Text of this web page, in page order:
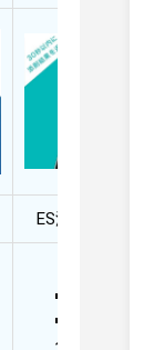
ES添削・面
30秒以
30秒以
作成